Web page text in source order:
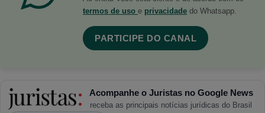
termos de uso e privacidade do Whatsapp.
PARTICIPE DO CANAL
Acompanhe o Juristas no Google News
receba as principais notícias jurídicas do Brasil